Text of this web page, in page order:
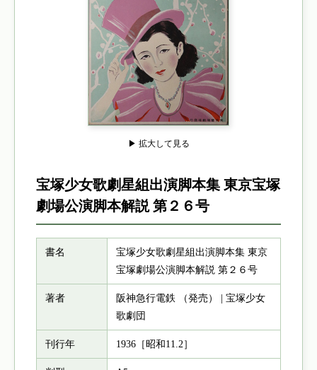
▶ 拡大して見る
宝塚少女歌劇星組出演脚本集 東京宝塚
劇場公演脚本解説 第２６号
書名
宝塚少女歌劇星組出演脚本集 東京
宝塚劇場公演脚本解説 第２６号
著者
阪神急行電鉄 （発売） | 宝塚少女
歌劇団
刊行年 1936［昭和11.2］